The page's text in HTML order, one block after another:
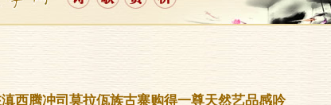
西腾冲司莫拉佤族古寨购得一尊天然艺品感吟